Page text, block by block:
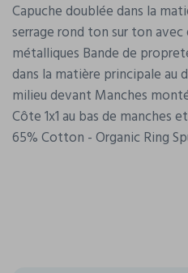
Capuche doublée dans la
serrage rond ton sur ton
métalliques Bande de
dans la matière principale au
milieu devant Manches
Côte 1x1 au bas de manches
65% Cotton - Organic Ring